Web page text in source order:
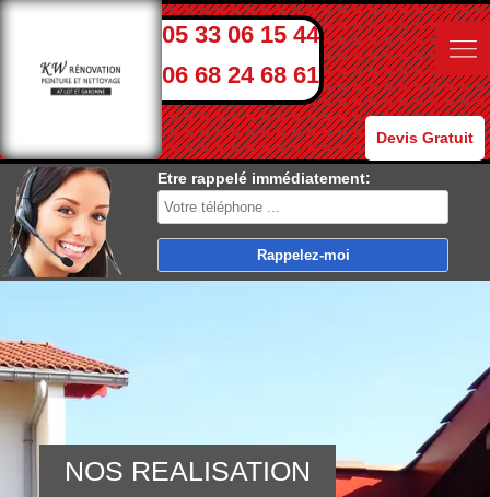
05 33 06 15 44
06 68 24 68 61
Devis Gratuit
Etre rappelé immédiatement:
NOS REALISATION